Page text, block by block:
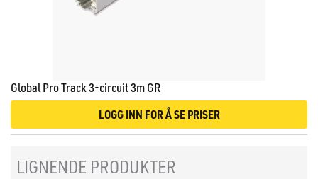
Global Pro Track 3-circuit 3m GR
LOGG INN FOR Å SE PRISER
LIGNENDE PRODUKTER